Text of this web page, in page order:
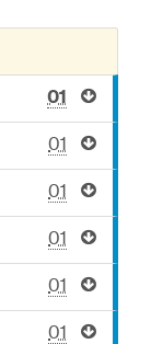
01
01
01
01
01
01